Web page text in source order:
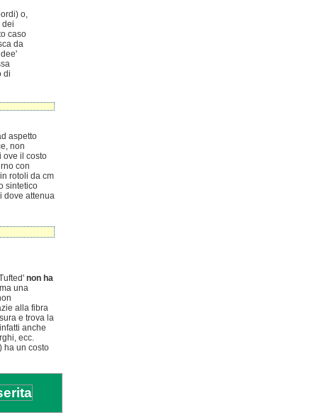
o,
dei
caso
da
di
aspetto
non
ove il costo
con
rotoli da cm
sintetico
dove attenua
non ha
una
alla fibra
e trova la
anche
ecc.
ha un costo